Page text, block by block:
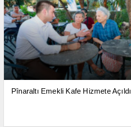
Pînaraltı Emekli Kafe Hizmete Açıldı